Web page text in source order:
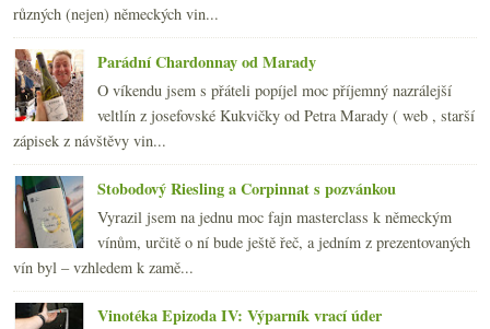
různých (nejen) německých vin...
Parádní Chardonnay od Marady
O víkendu jsem s přáteli popíjel moc příjemný nazrálejší
veltlín z josefovské Kukvičky od Petra Marady ( web , starší
zápisek z návštěvy vin...
Stobodový Riesling a Corpinnat s pozvánkou
Vyrazil jsem na jednu moc fajn masterclass k německým
vínům, určitě o ní bude ještě řeč, a jedním z prezentovaných
vín byl – vzhledem k zamě...
Vinotéka Epizoda IV: Výparník vrací úder